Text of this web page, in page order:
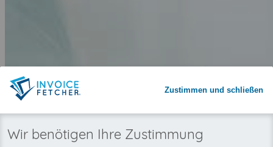
Warum invoicefetcher®: REGISTRIEREN
Zustimmen und schließen
Wir benötigen Ihre Zustimmung